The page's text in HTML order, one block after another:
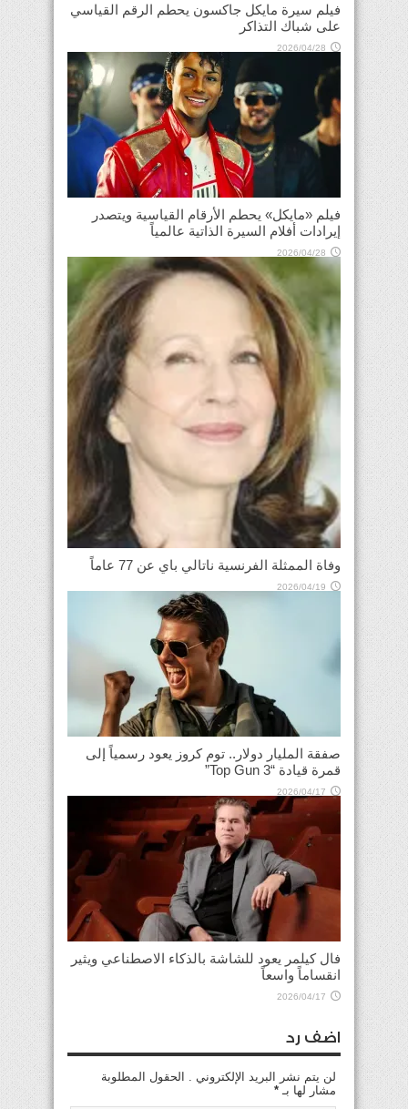
فيلم سيرة مايكل جاكسون يحطم الرقم القياسي
على شباك التذاكر
2026/04/28
فيلم «مايكل» يحطم الأرقام القياسية ويتصدر
إيرادات أفلام السيرة الذاتية عالمياً
2026/04/28
وفاة الممثلة الفرنسية ناتالي باي عن 77 عاماً
2026/04/19
صفقة المليار دولار.. توم كروز يعود رسمياً إلى
قمرة قيادة “Top Gun 3”
2026/04/17
فال كيلمر يعود للشاشة بالذكاء الاصطناعي ويثير
انقساماً واسعاً
2026/04/17
اضف رد
لن يتم نشر البريد الإلكتروني . الحقول المطلوبة
مشار لها بـ *